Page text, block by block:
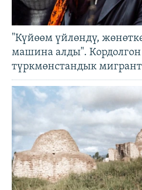
"Күйөөм үйлөндү,
машина алды". Кордолгон
түркмөнстандык